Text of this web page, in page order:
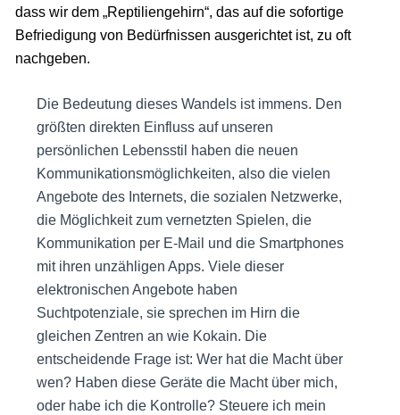
dass wir dem „Reptiliengehirn“, das auf die sofortige
Befriedigung von Bedürfnissen ausgerichtet ist, zu oft
nachgeben.
Die Bedeutung dieses Wandels ist immens. Den
größten direkten Einfluss auf unseren
persönlichen Lebensstil haben die neuen
Kommunikationsmöglichkeiten, also die vielen
Angebote des Internets, die sozialen Netzwerke,
die Möglichkeit zum vernetzten Spielen, die
Kommunikation per E-Mail und die Smartphones
mit ihren unzähligen Apps. Viele dieser
elektronischen Angebote haben
Suchtpotenziale, sie sprechen im Hirn die
gleichen Zentren an wie Kokain. Die
entscheidende Frage ist: Wer hat die Macht über
wen? Haben diese Geräte die Macht über mich,
oder habe ich die Kontrolle? Steuere ich mein